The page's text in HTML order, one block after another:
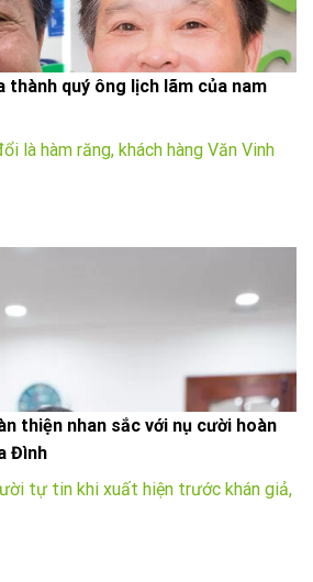
thành quý ông lịch lãm của nam
là hàm răng, khách hàng Văn Vinh
thiện nhan sắc với nụ cười hoàn
Đình
tự tin khi xuất hiện trước khán giả,